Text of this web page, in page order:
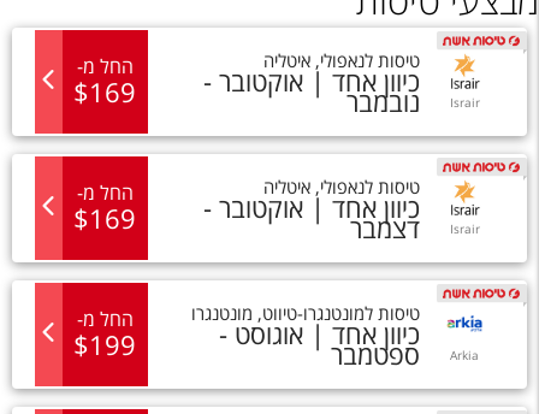
Israir
טיסות לנאפולי, איטליה
כיוון אחד | אוקטובר -
נובמבר
החל מ-
$169
Israir
טיסות לנאפולי, איטליה
כיוון אחד | אוקטובר -
דצמבר
החל מ-
$169
Arkia
טיסות למונטנגרו-טיווט, מונטנגרו
כיוון אחד | אוגוסט -
ספטמבר
החל מ-
$199